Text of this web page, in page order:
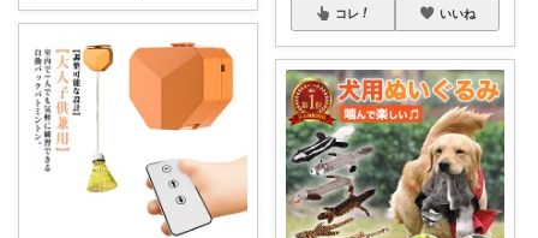
コレ いいね